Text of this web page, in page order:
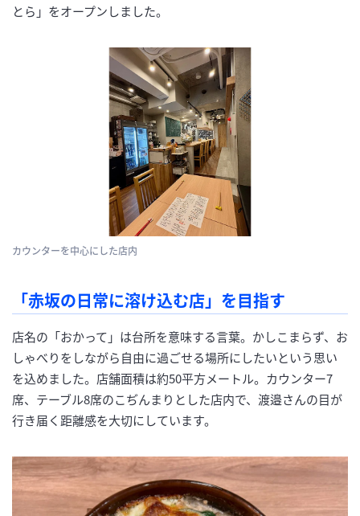
とら」をオープンしました。
カウンターを中心にした店内
「赤坂の日常に溶け込む店」を目指す
店名の「おかって」は台所を意味する言葉。かしこまらず、お
しゃべりをしながら自由に過ごせる場所にしたいという思い
を込めました。店舗面積は約50平方メートル。カウンター7
席、テーブル8席のこぢんまりとした店内で、渡邉さんの目が
行き届く距離感を大切にしています。